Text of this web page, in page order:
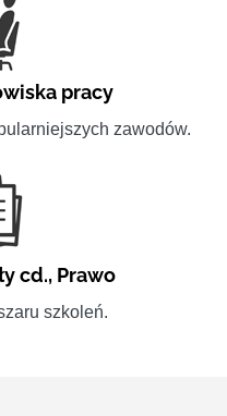
pracy
zawodów.
cd., Prawo
szkoleń.